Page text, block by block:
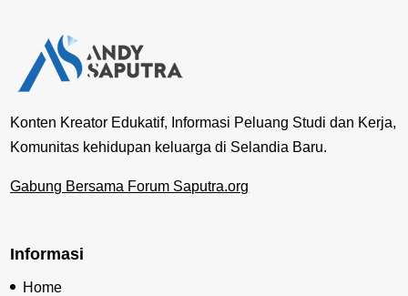
Konten Kreator Edukatif, Informasi Peluang Studi dan Kerja,
Komunitas kehidupan keluarga di Selandia Baru.
Gabung Bersama Forum Saputra.org
Informasi
Home